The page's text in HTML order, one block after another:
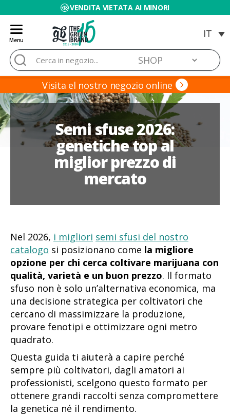
VENDITA VIETATA AI MINORI
Menu
Blog
de
Grow
Barato
Cerca:
Visita el nostro negozio online
Semi sfuse 2026:
genetiche top al
miglior prezzo di
mercato
Nel 2026, i migliori semi sfusi del nostro
catalogo si posizionano come la migliore
opzione per chi cerca coltivare marijuana con
qualità, varietà e un buon prezzo. Il formato
sfuso non è solo un’alternativa economica, ma
una decisione strategica per coltivatori che
cercano di massimizzare la produzione,
provare fenotipi e ottimizzare ogni metro
quadrato.
Questa guida ti aiuterà a capire perché
sempre più coltivatori, dagli amatori ai
professionisti, scelgono questo formato per
ottenere grandi raccolti senza compromettere
la genetica né il rendimento.